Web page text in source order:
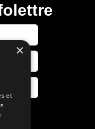
×
et